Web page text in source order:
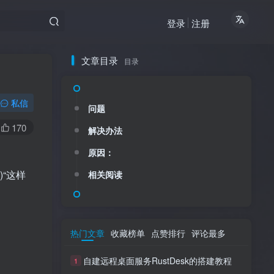
登录 注册
私信
170
这样
文章目录 目录
问题
解决办法
原因：
相关阅读
热门文章 收藏榜单 点赞排行 评论最多
1 自建远程桌面服务RustDesk的搭建教程